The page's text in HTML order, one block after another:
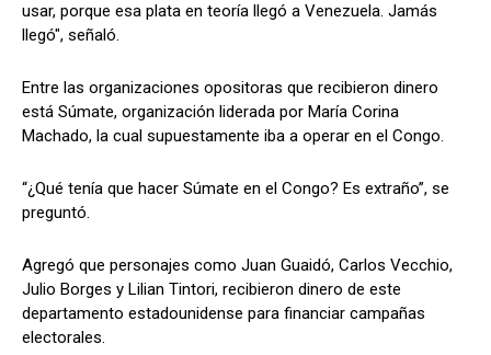
usar, porque esa plata en teoría llegó a Venezuela. Jamás
llegó", señaló.
Entre las organizaciones opositoras que recibieron dinero
está Súmate, organización liderada por María Corina
Machado, la cual supuestamente iba a operar en el Congo.
“¿Qué tenía que hacer Súmate en el Congo? Es extraño”, se
preguntó.
Agregó que personajes como Juan Guaidó, Carlos Vecchio,
Julio Borges y Lilian Tintori, recibieron dinero de este
departamento estadounidense para financiar campañas
electorales.